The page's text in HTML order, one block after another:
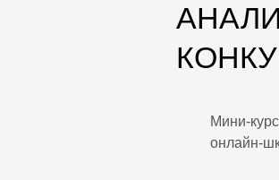
Мини-
онлайн-